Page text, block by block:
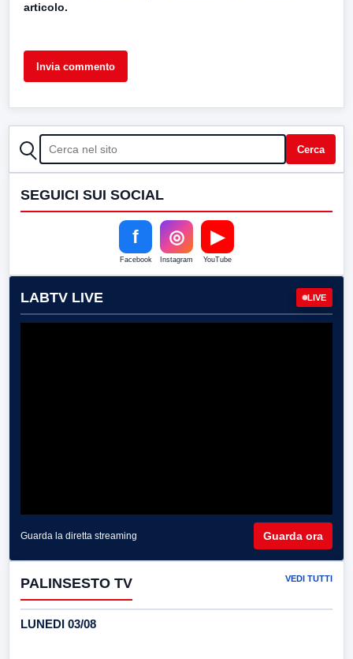
articolo.
CERCA Cerca
SEGUICI SUI SOCIAL
f
Facebook
◎
Instagram
▶
YouTube
LABTV LIVE LIVE
Guarda la diretta streaming Guarda ora
PALINSESTO TV VEDI TUTTI
LUNEDI 03/08